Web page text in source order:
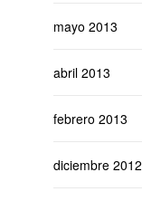
mayo 2013
abril 2013
febrero 2013
diciembre 2012